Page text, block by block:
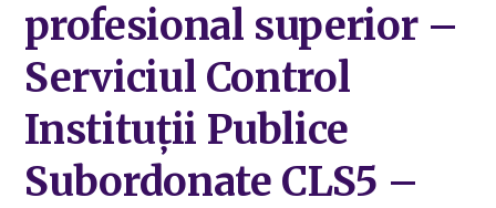
profesional superior –
Serviciul Control
Instituții Publice
Subordonate CLS5 –